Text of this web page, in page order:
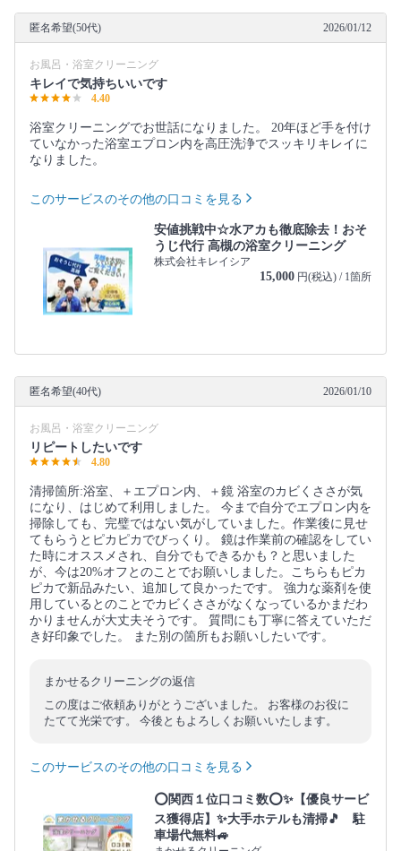
匿名希望(50代) 2026/01/12
お風呂・浴室クリーニング
キレイで気持ちいいです
4.40
浴室クリーニングでお世話になりました。 20年ほど手を付け
ていなかった浴室エプロン内を高圧洗浄でスッキリキレイに
なりました。
このサービスのその他の口コミを見る
安値挑戦中☆水アカも徹底除去！おそ
うじ代行 高槻の浴室クリーニング
株式会社キレイシア
15,000 円(税込) / 1箇所
匿名希望(40代) 2026/01/10
お風呂・浴室クリーニング
リピートしたいです
4.80
清掃箇所:浴室、＋エプロン内、＋鏡 浴室のカビくささが気
になり、はじめて利用しました。 今まで自分でエプロン内を
掃除しても、完璧ではない気がしていました。作業後に見せ
てもらうとピカピカでびっくり。 鏡は作業前の確認をしてい
た時にオススメされ、自分でもできるかも？と思いました
が、今は20%オフとのことでお願いしました。こちらもピカ
ピカで新品みたい、追加して良かったです。 強力な薬剤を使
用しているとのことでカビくささがなくなっているかまだわ
かりませんが大丈夫そうです。 質問にも丁寧に答えていただ
き好印象でした。 また別の箇所もお願いしたいです。
まかせるクリーニングの返信
この度はご依頼ありがとうございました。 お客様のお役に
たてて光栄です。 今後ともよろしくお願いいたします。
このサービスのその他の口コミを見る
⭕関西１位口コミ数⭕✨【優良サービ
ス獲得店】✨大手ホテルも清掃🎵 駐
車場代無料🚙